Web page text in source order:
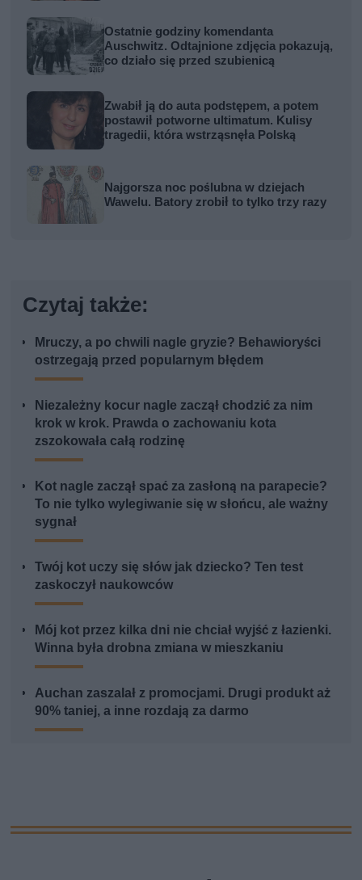
Ostatnie godziny komendanta
Auschwitz. Odtajnione zdjęcia pokazują,
co działo się przed szubienicą
Zwabił ją do auta podstępem, a potem
postawił potworne ultimatum. Kulisy
tragedii, która wstrząsnęła Polską
Najgorsza noc poślubna w dziejach
Wawelu. Batory zrobił to tylko trzy razy
Czytaj także:
Mruczy, a po chwili nagle gryzie? Behawioryści
ostrzegają przed popularnym błędem
Niezależny kocur nagle zaczął chodzić za nim
krok w krok. Prawda o zachowaniu kota
zszokowała całą rodzinę
Kot nagle zaczął spać za zasłoną na parapecie?
To nie tylko wylegiwanie się w słońcu, ale ważny
sygnał
Twój kot uczy się słów jak dziecko? Ten test
zaskoczył naukowców
Mój kot przez kilka dni nie chciał wyjść z łazienki.
Winna była drobna zmiana w mieszkaniu
Auchan zaszalał z promocjami. Drugi produkt aż
90% taniej, a inne rozdają za darmo